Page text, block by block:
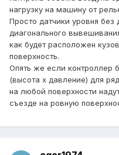
нагрузку на машину от
Просто датчики уровня без
диагонального
как будет расположен
поверхность.
Опять же если контроллер
(высота х давление) для
на любой поверхности
съезде на ровную